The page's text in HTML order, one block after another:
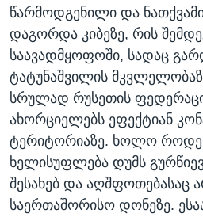
წარმოდგენილი და
დაგორდა კიბეზე, რის
საავადმყოფოში, სადაც
ტატუნაშვილის
სრულად რუსეთის
ახორციელებს ეფექტიან
ტერიტორიაზე. ხოლო
ხელისუფლება დუმს
შესახებ და აღშფოთებასაც
საერთაშორისო დონეზე.